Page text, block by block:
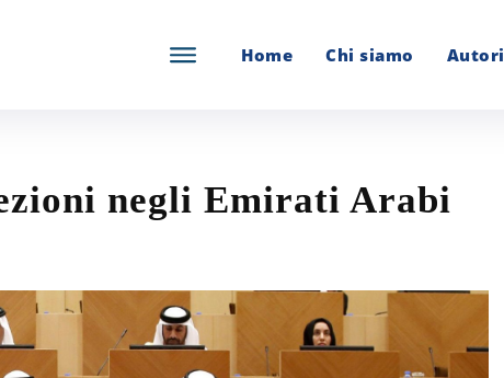
Home Chi siamo Autori
negli Emirati Arabi